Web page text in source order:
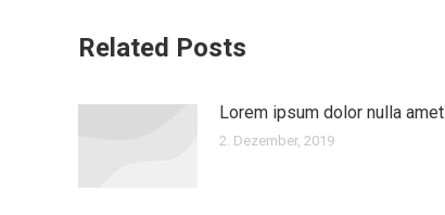
Related Posts
Lorem ipsum dolor nulla amet
2. Dezember, 2019